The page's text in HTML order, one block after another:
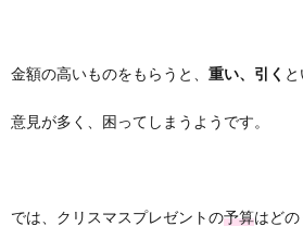
金額の高いものをもらうと、 重い、引く
意見が多く、困ってしまうようです。
では、クリスマスプレゼントの予算はど